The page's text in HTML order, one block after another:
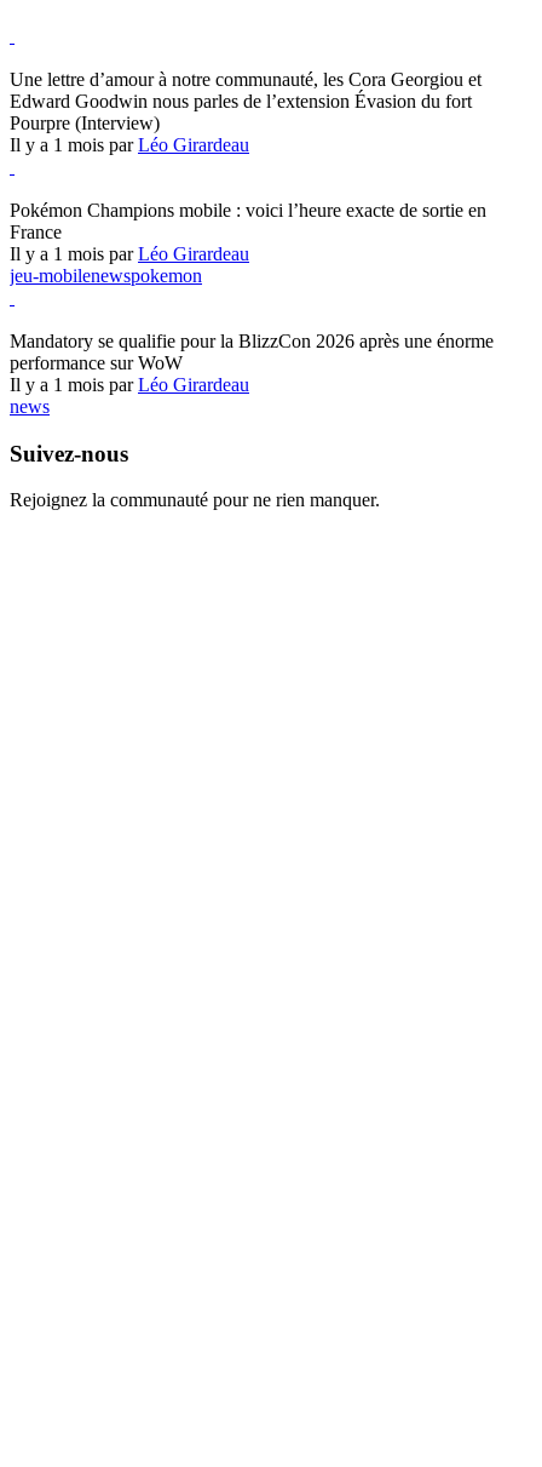
Une lettre d’amour à notre communauté, les Cora Georgiou et
Edward Goodwin nous parles de l’extension Évasion du fort
Pourpre (Interview)
Il y a 1 mois parLéo Girardeau
Pokémon Champions mobile : voici l’heure exacte de sortie en
France
Il y a 1 mois parLéo Girardeau
jeu-mobilenewspokemon
Mandatory se qualifie pour la BlizzCon 2026 après une énorme
performance sur WoW
Il y a 1 mois parLéo Girardeau
news
Suivez-nous
Rejoignez la communauté pour ne rien manquer.